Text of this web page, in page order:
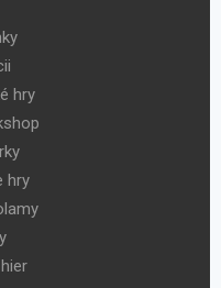
hry
hry